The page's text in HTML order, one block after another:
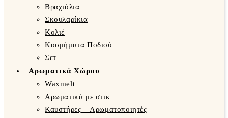
Βραχιόλια
Σκουλαρίκια
Κολιέ
Κοσμήματα Ποδιού
Σετ
Αρωματικά Χώρου
Waxmelt
Αρωματικά με στικ
Καυστήρες – Αρωματοποιητές